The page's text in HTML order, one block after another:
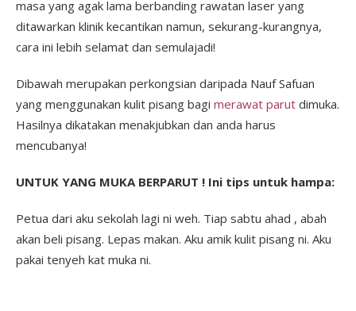
masa yang agak lama berbanding rawatan laser yang
ditawarkan klinik kecantikan namun, sekurang-kurangnya,
cara ini lebih selamat dan semulajadi!
Dibawah merupakan perkongsian daripada Nauf Safuan
yang menggunakan kulit pisang bagi merawat parut dimuka.
Hasilnya dikatakan menakjubkan dan anda harus
mencubanya!
UNTUK YANG MUKA BERPARUT ! Ini tips untuk hampa:
Petua dari aku sekolah lagi ni weh. Tiap sabtu ahad , abah
akan beli pisang. Lepas makan. Aku amik kulit pisang ni. Aku
pakai tenyeh kat muka ni.